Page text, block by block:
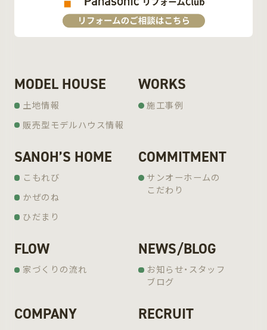
MODEL HOUSE
土地情報
販売型モデルハウス情報
WORKS
施工事例
SANOH’S HOME
こもれび
かぜのね
ひだまり
COMMITMENT
サンオーホームの
こだわり
FLOW
家づくりの流れ
NEWS/BLOG
お知らせ・スタッフ
ブログ
COMPANY RECRUIT